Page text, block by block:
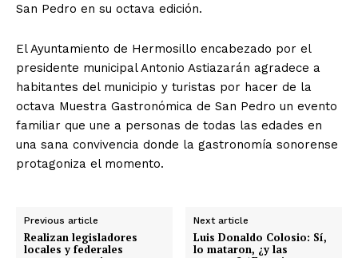
San Pedro en su octava edición.
El Ayuntamiento de Hermosillo encabezado por el
presidente municipal Antonio Astiazarán agradece a
habitantes del municipio y turistas por hacer de la
octava Muestra Gastronómica de San Pedro un evento
familiar que une a personas de todas las edades en
una sana convivencia donde la gastronomía sonorense
protagoniza el momento.
Previous article
Realizan legisladores
locales y federales
Next article
Luis Donaldo Colosio: Sí,
lo mataron, ¿y las